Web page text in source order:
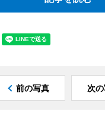
前の写真 次